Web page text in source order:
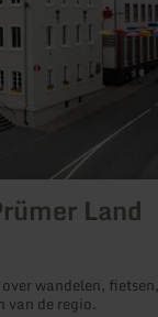
Land
wandelen, fietsen,
van de regio.